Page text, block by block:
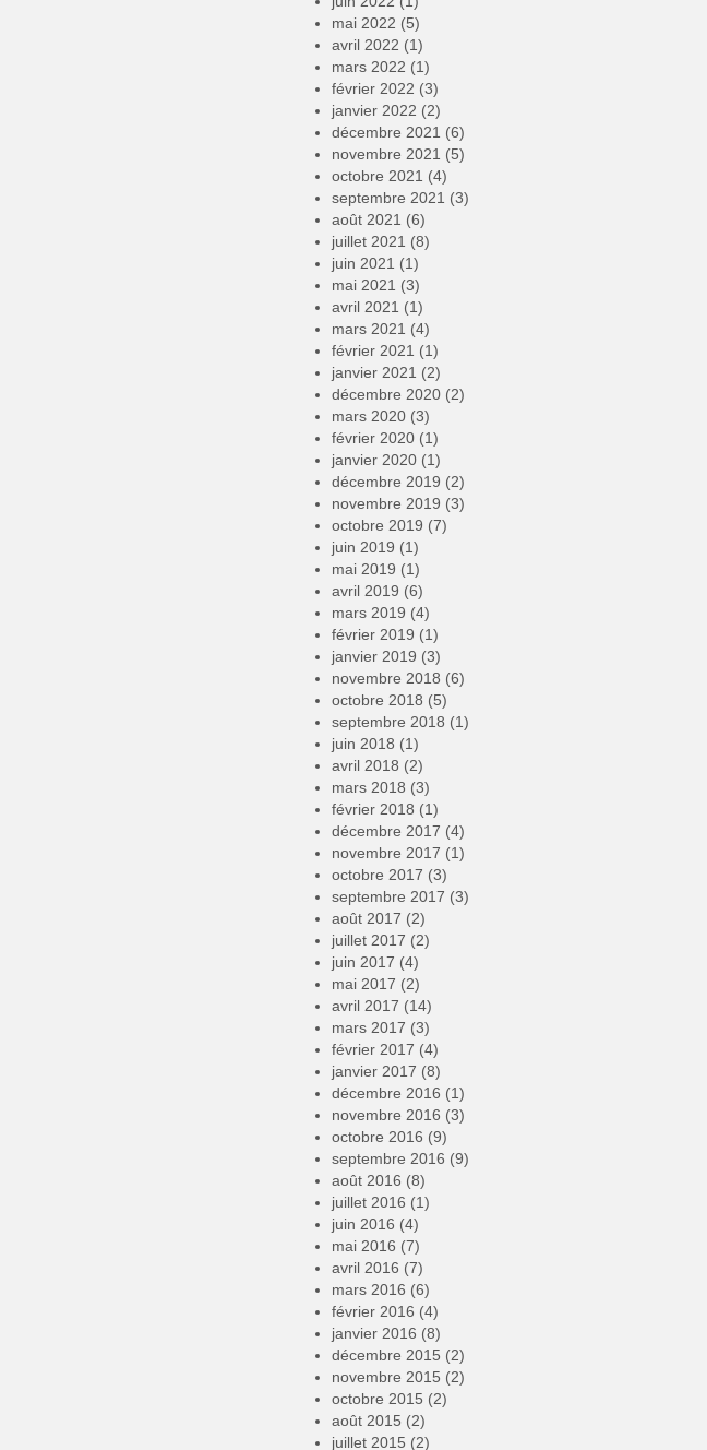
mai 2022 (5)
avril 2022 (1)
mars 2022 (1)
février 2022 (3)
janvier 2022 (2)
décembre 2021 (6)
novembre 2021 (5)
octobre 2021 (4)
septembre 2021 (3)
août 2021 (6)
juillet 2021 (8)
juin 2021 (1)
mai 2021 (3)
avril 2021 (1)
mars 2021 (4)
février 2021 (1)
janvier 2021 (2)
décembre 2020(2)
mars 2020(3)
février 2020(1)
janvier 2020(1)
décembre 2019 (2)
novembre 2019 (3)
octobre 2019 (7)
juin 2019 (1)
mai 2019 (1)
avril 2019 (6)
mars 2019 (4)
février 2019 (1)
janvier 2019 (3)
novembre 2018 (6)
octobre 2018 (5)
septembre 2018 (1)
juin 2018 (1)
avril 2018 (2)
mars 2018 (3)
février 2018 (1)
décembre 2017 (4)
novembre 2017 (1)
octobre 2017 (3)
septembre 2017 (3)
août 2017 (2)
juillet 2017 (2)
juin 2017 (4)
mai 2017 (2)
avril 2017 (14)
mars 2017 (3)
février 2017 (4)
janvier 2017 (8)
décembre 2016 (1)
novembre 2016 (3)
octobre 2016 (9)
septembre 2016 (9)
août 2016 (8)
juillet 2016 (1)
juin 2016 (4)
mai 2016 (7)
avril 2016 (7)
mars 2016 (6)
février 2016 (4)
janvier 2016 (8)
décembre 2015 (2)
novembre 2015 (2)
octobre 2015 (2)
août 2015 (2)
juillet 2015 (2)